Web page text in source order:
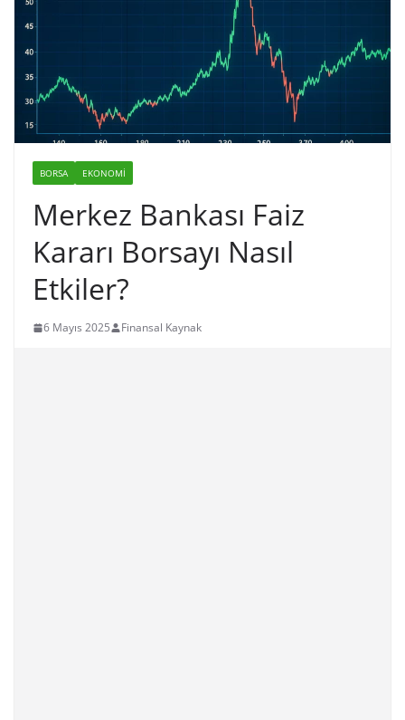
BORSA EKONOMI
Merkez Bankası Faiz
Kararı Borsayı Nasıl
Etkiler?
6 Mayıs 2025 Finansal Kaynak